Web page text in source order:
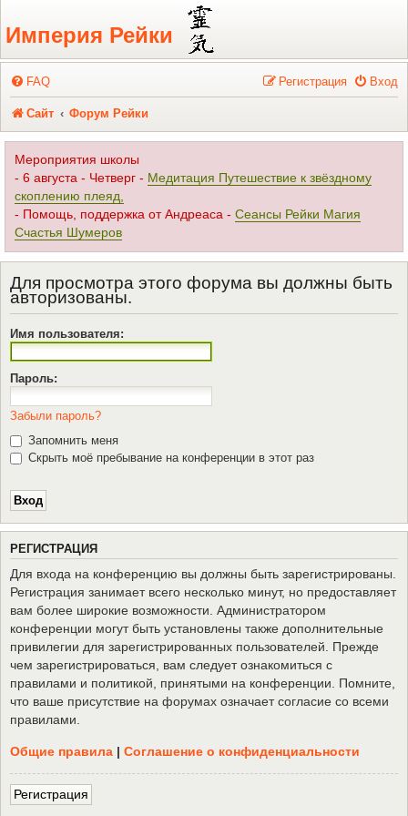
Регистрация
Империя Рейки
FAQ Вход
Регистрация
Сайт Форум Рейки
Мероприятия школы
- 6 августа - Четверг - Медитация Путешествие к звёздному
скоплению плеяд,
- Помощь, поддержка от Андреаса - Сеансы Рейки Магия
Счастья Шумеров
Для просмотра этого форума вы должны быть
авторизованы.
Имя пользователя:
Пароль:
Забыли пароль?
Запомнить меня
Скрыть моё пребывание на конференции в этот раз
РЕГИСТРАЦИЯ
Для входа на конференцию вы должны быть зарегистрированы.
Регистрация занимает всего несколько минут, но предоставляет
вам более широкие возможности. Администратором
конференции могут быть установлены также дополнительные
привилегии для зарегистрированных пользователей. Прежде
чем зарегистрироваться, вам следует ознакомиться с
правилами и политикой, принятыми на конференции. Помните,
что ваше присутствие на форумах означает согласие со всеми
правилами.
Общие правила | Соглашение о конфиденциальности
Регистрация